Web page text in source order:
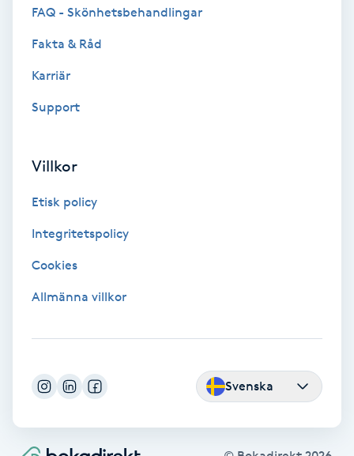
Trådning
Tvätt & Fön
Vaccination
Vampyrbehandling
Vaxning brasiliansk
Vibrationsmassage
FAQ - Skönhetsbehandlingar
Fakta & Råd
Karriär
Support
Villkor
Etisk policy
Integritetspolicy
Cookies
Allmänna villkor
Svenska